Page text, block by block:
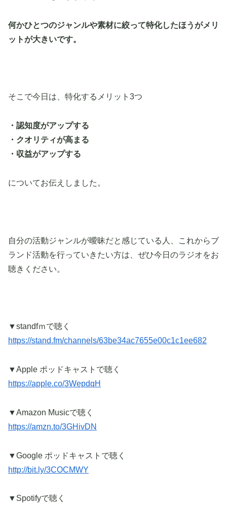
何かひとつのジャンルや素材に絞って特化したほうがメリ
ットが大きいです。
そこで今日は、特化するメリット3つ
・認知度がアップする
・クオリティが高まる
・収益がアップする
についてお伝えしました。
自分の活動ジャンルが曖昧だと感じている人、これからブ
ランド活動を行っていきたい方は、ぜひ今日のラジオをお
聴きください。
▼standfｍで聴く
https://stand.fm/channels/63be34ac7655e00c1c1ee682
▼Apple ポッドキャストで聴く
https://apple.co/3WepdqH
▼Amazon Musicで聴く
https://amzn.to/3GHivDN
▼Google ポッドキャストで聴く
http://bit.ly/3COCMWY
▼Spotifyで聴く